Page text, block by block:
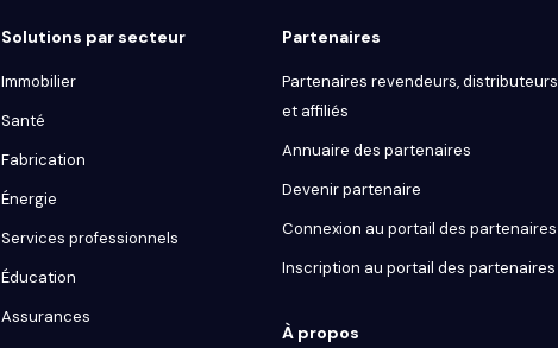
Solutions par secteur
Immobilier
Santé
Fabrication
Énergie
Services professionnels
Éducation
Assurances
Partenaires
Partenaires revendeurs, distributeurs
et affiliés
Annuaire des partenaires
Devenir partenaire
Connexion au portail des partenaires
Inscription au portail des partenaires
À propos